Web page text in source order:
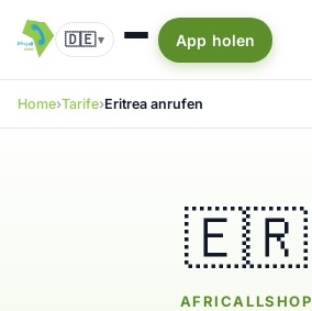
🇩🇪▾ App holen
Home Tarife Eritrea anrufen
🇪🇷
AFRICALLSHOP